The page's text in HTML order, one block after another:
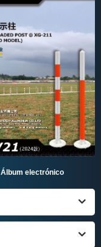
Álbum electrónico